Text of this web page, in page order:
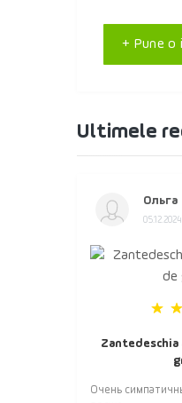
+ Pune o
Ultimele
Ольга
05.12.2024
Zantedeschia
Очень